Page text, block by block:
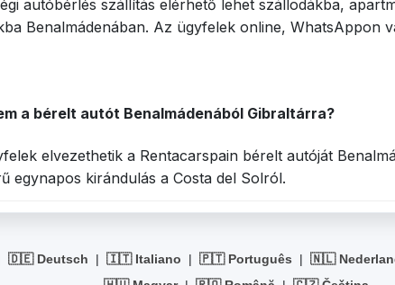
autóbérlés szállítás elérhető lehet szállodákba,
Benalmádenában. Az ügyfelek online, WhatsAppon
a bérelt autót Benalmádenából Gibraltárra?
elvezethetik a Rentacarspain bérelt autóját
egynapos kirándulás a Costa del Solról.
🇩🇪 Deutsch | 🇮🇹 Italiano | 🇵🇹 Português | 🇳🇱